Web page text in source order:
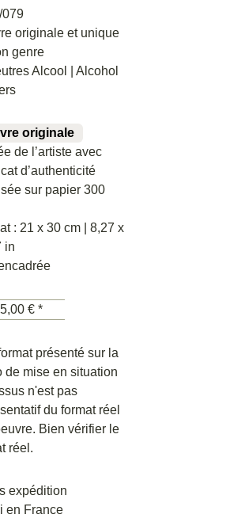
079
originale et unique
genre
Alcool | Alcohol
originale
de l’artiste avec
d’authenticité
sur papier 300
: 21 x 30 cm | 8,27 x
in
€ *
présenté sur la
de mise en situation
n'est pas
du format réel
Bien vérifier le
réel.
expédition
en France